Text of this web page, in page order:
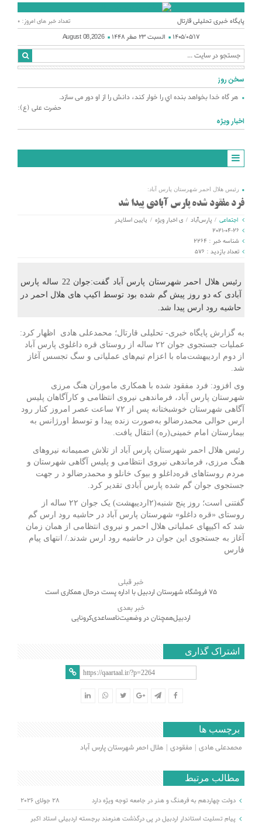
پایگاه خبری تحلیلی قارتال تعداد خبر های امروز: 0
۱۴۰۵/۰۵/۱۷ السبت ۲۳ صفر ۱۴۴۸ August 08,2026
سخن روز
هر گاه خدا بخواهد بنده اي را خوار كند، دانش را از او دور می سازد.
حضرت علی (ع):
اخبار ویژه
رئیس هلال احمر شهرستان پارس آباد:
فرد مفقود شده پارس آبادی پیدا شد
اجتماعی / پارس‌آباد / ی اخبار ویژه / یایین اسلایدر
2021-04-26
شناسه خبر : 2264
تعداد بازدید : 576
رئیس هلال احمر شهرستان پارس آباد گفت:جوان 22 ساله پارس
آبادی که دو روز پیش گم شده بود توسط اکیپ های هلال احمر در
حاشیه رود ارس پیدا شد.
به گزارش پایگاه خبری- تحلیلی قارتال؛ محمدعلی هادی اظهار کرد:
عملیات جستجوی جوان ۲۲ ساله از روستای قره داغلوی پارس آباد
از دوم اردیبهشت‌ماه با اعزام تیم‌های عملیاتی و سگ تجسس آغاز
شد.
وی افزود: فرد مفقود شده با همکاری ماموران هنگ مرزی
شهرستان پارس آباد، فرماندهی نیروی انتظامی و کارآگاهان پلیس
آگاهی شهرستان خوشبختانه پس از ۷۲ ساعت عصر امروز کنار رود
ارس حوالی محمدرضالو به‌صورت زنده پیدا و توسط اورژانس به
بیمارستان امام خمینی(ره) انتقال یافت.
رئیس هلال احمر شهرستان پارس آباد از تلاش صمیمانه نیروهای
هنگ مرزی، فرماندهی نیروی انتظامی و پلیس آگاهی شهرستان و
مردم روستاهای قره‌داغلو و بیوک خانلو و محمدرضالو د ر جهت
جستجوی جوان گم شده پارس آبادی تقدیر کرد.
گفتنی است؛ روز پنج شنبه(۲اردیبهشت) یک جوان ۲۲ ساله از
روستای «قره داغلو» شهرستان پارس آباد در حاشیه رود ارس گم
شد که اکیپهای عملیاتی هلال احمر و نیروی انتظامی از همان زمان
آغاز به جستجوی این جوان در حاشیه رود ارس شدند./ انتهای پیام
فارس
خبر قبلی
75 فروشگاه شهرستان اردبیل با اداره پست درحال همکاری است
خبر بعدی
اردبیل‌همچنان‌ در وضعیت‌نامساعدی‌کرونایی‌
اشتراک گذاری
برچسب ها
محمدعلی هادی مفقودی هلال احمر شهرستان پارس آباد
مطالب مرتبط
دولت چهاردهم به فرهنگ و هنر در جامعه توجه ویژه دارد
28 جولای 2026
پیام تسلیت استاندار اردبیل در پی درگذشت هنرمند برجسته اردبیلی استاد اکبر